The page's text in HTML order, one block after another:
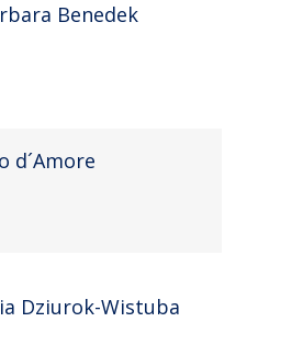
Benedek
d´Amore
Dziurok-Wistuba